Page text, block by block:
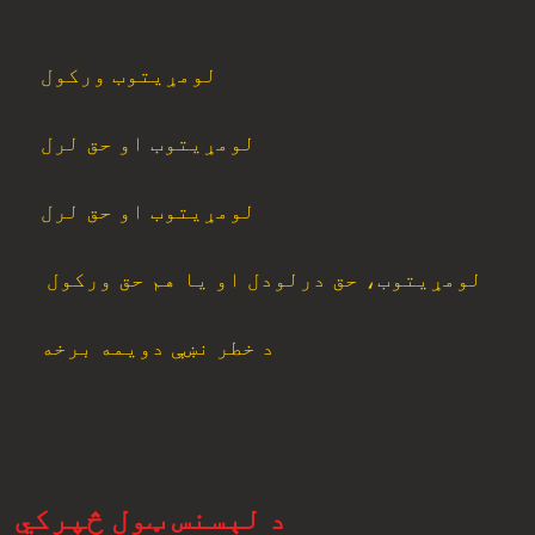
لومړیتوب ورکول
لومړیتوب او حق لرل
لومړیتوب او حق لرل
لومړیتوب، حق درلودل او یا هم حق ورکول
د خطر نښې دویمه برخه
د لېسنس ټول څپرکي